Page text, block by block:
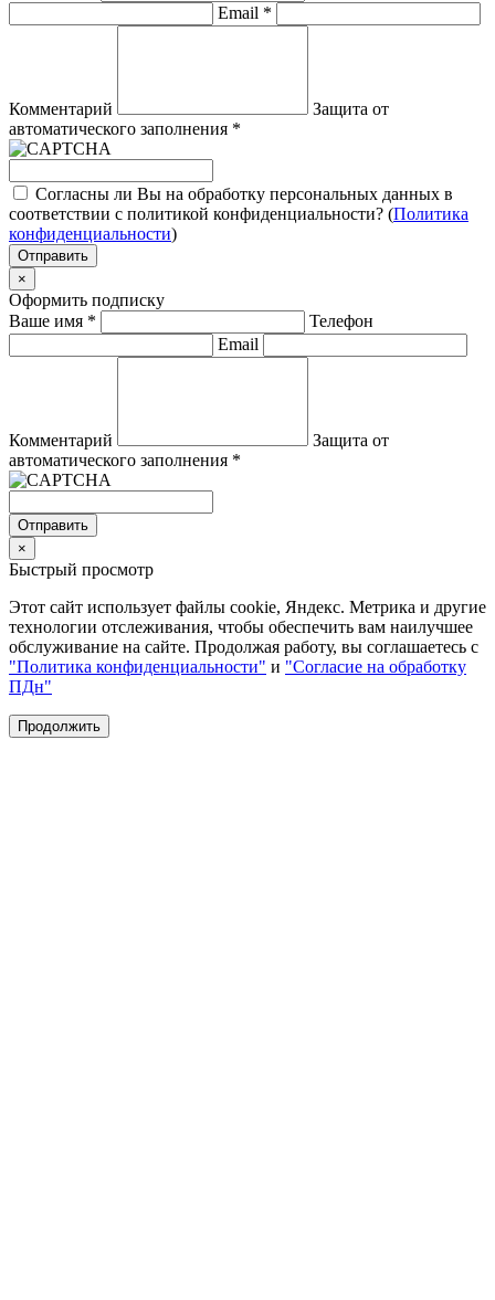
Email *
Комментарий
Защита от
автоматического заполнения *
Согласны ли Вы на обработку персональных данных в
соответствии с политикой конфиденциальности? (Политика
конфиденциальности)
Отправить
×
Оформить подписку
Ваше имя *
Телефон
Email
Комментарий
Защита от
автоматического заполнения *
Отправить
×
Быстрый просмотр
Этот сайт использует файлы cookie, Яндекс. Метрика и другие
технологии отслеживания, чтобы обеспечить вам наилучшее
обслуживание на сайте. Продолжая работу, вы соглашаетесь с
"Политика конфиденциальности" и "Согласие на обработку
ПДн"
Продолжить